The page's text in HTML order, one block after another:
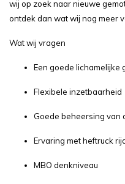
wij op zoek naar nieuwe
ontdek dan wat wij nog meer
Wat wij vragen
Een goede lichamelijke
Flexibele inzetbaarheid
Goede beheersing van
Ervaring met heftruck
MBO denkniveau